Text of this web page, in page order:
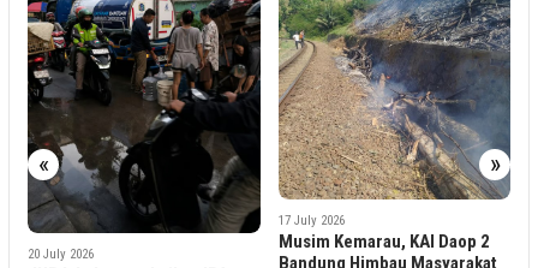
« »
17 July 2026
Bandung Himbau Masyarakat
1 May 2026
KAI Divre IV Tanjungkarang
Tegaskan Komitmen Cegah
Pelecehan Seksual di Kereta
Api